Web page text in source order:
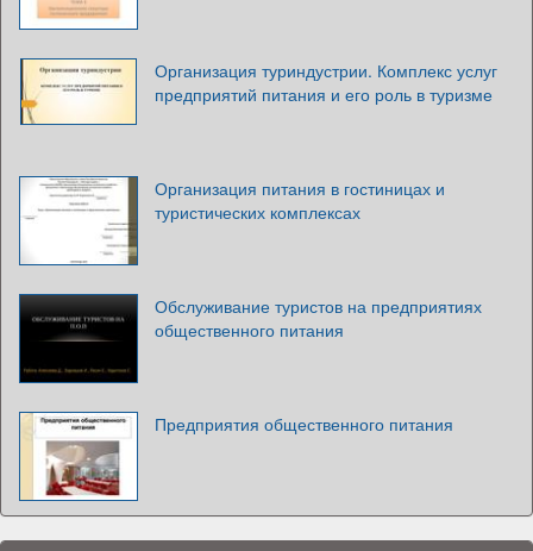
Организация туриндустрии. Комплекс услуг
предприятий питания и его роль в туризме
Организация питания в гостиницах и
туристических комплексах
Обслуживание туристов на предприятиях
общественного питания
Предприятия общественного питания